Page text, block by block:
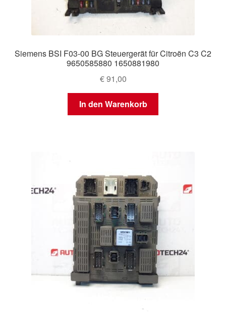
Siemens BSI F03-00 BG Steuergerät für Citroën C3 C2
9650585880 1650881980
€91,00
In den Warenkorb